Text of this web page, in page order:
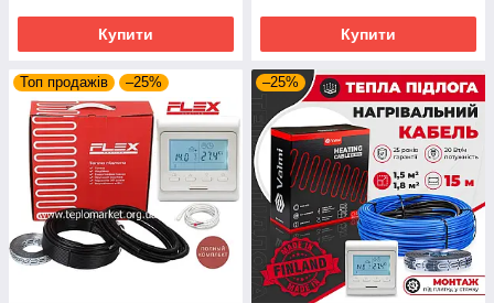
Купити Купити
Топ продажів –25% –25%